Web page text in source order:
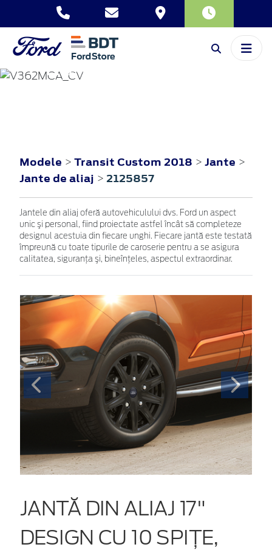
TRANSIT CUSTOM
Modele > Transit Custom 2018 > Jante >
Jante de aliaj > 2125857
Jantele din aliaj oferă autovehiculului dvs. Ford un aspect
unic şi personal, fiind proiectate astfel încât să completeze
designul acestuia din fiecare unghi. Fiecare jantă este testată
împreună cu toate tipurile de caroserie pentru a se asigura
calitatea, siguranţa şi, bineînţeles, aspectul extraordinar.
JANTĂ DIN ALIAJ 17"
DESIGN CU 10 SPIȚE,